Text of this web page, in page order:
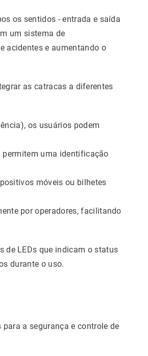
os sentidos - entrada e saída
um sistema de
acidentes e aumentando o
as catracas a diferentes
os usuários podem
uma identificação
móveis ou bilhetes
por operadores, facilitando
de LEDs que indicam o status
durante o uso.
a segurança e controle de